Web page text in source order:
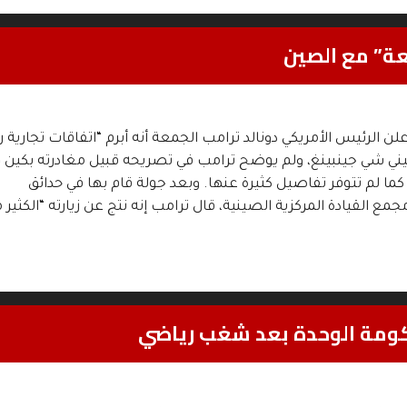
مع الصين
الرئيس الأمريكي دونالد ترامب الجمعة أنه أبرم “اتفاقات تجارية
شي جينبينغ، ولم يوضح ترامب في تصريحه قبيل مغادرته
كما لم تتوفر تفاصيل كثيرة عنها. وبعد جولة قام بها في حدائق
القيادة المركزية الصينية، قال ترامب إنه نتج عن زيارته “الكثير
الوحدة بعد شغب رياضي